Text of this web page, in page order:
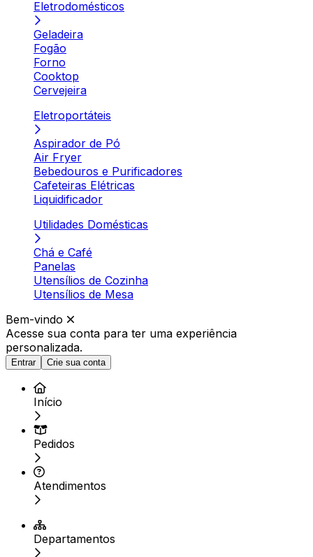
Eletrodomésticos
Geladeira
Fogão
Forno
Cooktop
Cervejeira
Eletroportáteis
Aspirador de Pó
Air Fryer
Bebedouros e Purificadores
Cafeteiras Elétricas
Liquidificador
Utilidades Domésticas
Chá e Café
Panelas
Utensílios de Cozinha
Utensílios de Mesa
Bem-vindo
Acesse sua conta para ter uma experiência
personalizada.
Entrar Crie sua conta
Início
Pedidos
Atendimentos
Departamentos